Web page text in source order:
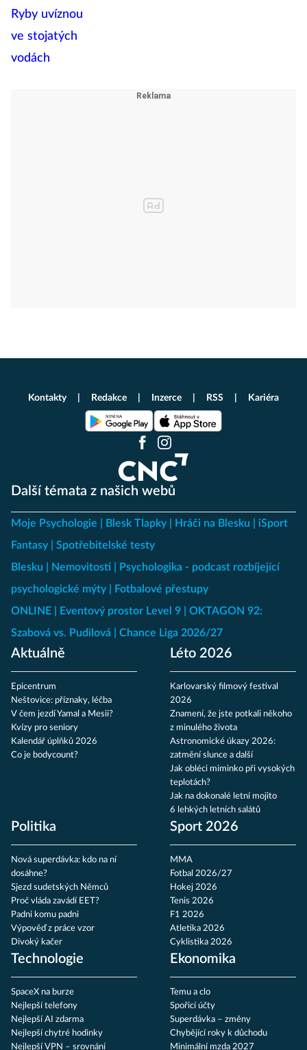
Další témata z našich webů
Moje Psychologie Blesk Tlapky Hráči na Blesku
iSport
Fantasy
Spotřebitelské testy
Blesku
Nemovitosti
Psychologika - podcast rozbíjející
psychologické mýty
Fotbalové přestupy
ONLINE
Eventový prostor Level 9
OKTAGON 92:
Szabová vs. Pudilová
Chance Liga 2026/27
Aktuálně
Epicentrum
Neštovice: příznaky, léčba
V čem jezdí Yamal a Mesii?
Kvízy pro seniory
Kalendář úplňků 2026
Co je bodycount?
Léto 2026
Karlovarský filmový festival
2026
Znamení, že jste potkali někoho
z minulého života
Astronomické úkazy 2026:
zatmění slunce a další
Jak obléci miminko při vysokých
teplotách?
Jak na dokonalé letní mojito
6 lehkých letních salátů
Politika
Nová superdávka: kdo na ní
dosáhne?
Sjezd sudetských Němců
Proč vláda zavádí EET?
Padni komu padni
Výpověď z práce vzor
Divoký kačer
Sport 2026
MMA
Fotbal 2026/27
Hokej 2026
Tenis 2026
F1 2026
Atletika 2026
Cyklistika 2026
Technologie
SpaceX na burze
Nejlepší telefony
Nejlepší AI zdarma
Nejlepší chytré hodinky
Nejlepší VPN – srovnání
Ekonomika
Temu a clo
Spořicí účty
Superdávka – změny
Chybějící roky k důchodu
Minimální mzda 2027
Kontakty Redakce Inzerce RSS Kariéra